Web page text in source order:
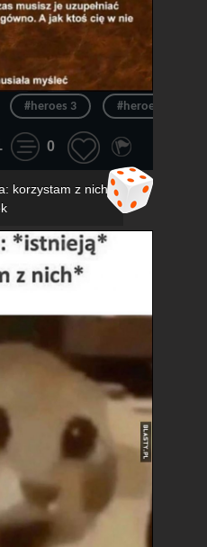
#heroes 3 #heroes of
0
korzystam z nich,